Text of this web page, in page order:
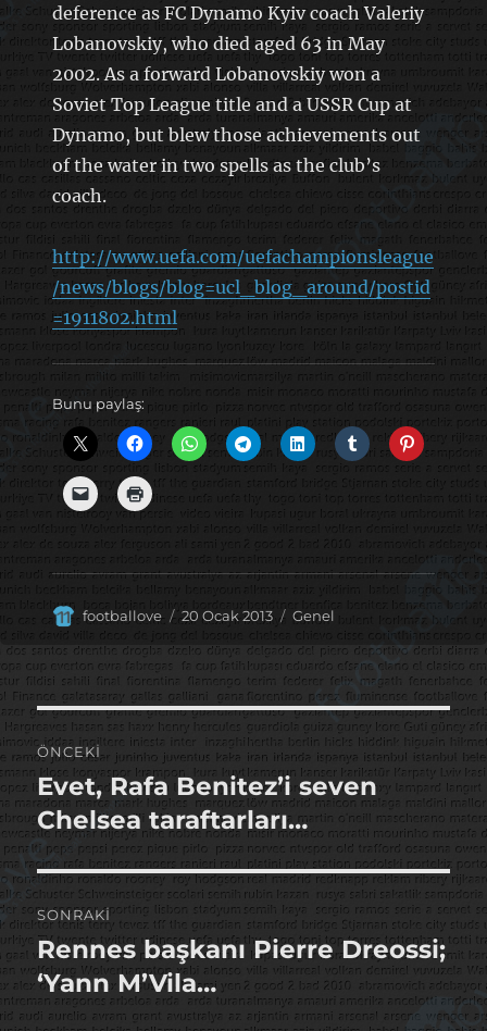
deference as FC Dynamo Kyiv coach Valeriy
Lobanovskiy, who died aged 63 in May
2002. As a forward Lobanovskiy won a
Soviet Top League title and a USSR Cup at
Dynamo, but blew those achievements out
of the water in two spells as the club’s
coach.
http://www.uefa.com/uefachampionsleague
/news/blogs/blog=ucl_blog_around/postid
=1911802.html
Bunu paylaş:
Yazar
footballove
Yayın
tarihi
20 Ocak 2013 Kategoriler
Genel
Yazı
gezinmesi
ÖNCEKI
Önceki
yazı:
Evet, Rafa Benitez’i seven
Chelsea taraftarları…
SONRAKI
Sonraki
yazı:
Rennes başkanı Pierre Dreossi;
‘Yann M’Vila…